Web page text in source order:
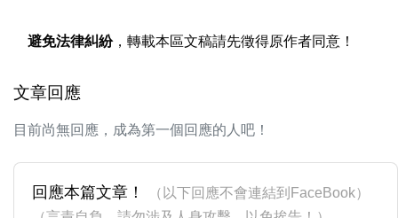
避免法律糾紛，轉載本區文稿請先徵得原作者同意！
文章回應
目前尚無回應，成為第一個回應的人吧！
回應本篇文章！
（以下回應不會連結到FaceBook）